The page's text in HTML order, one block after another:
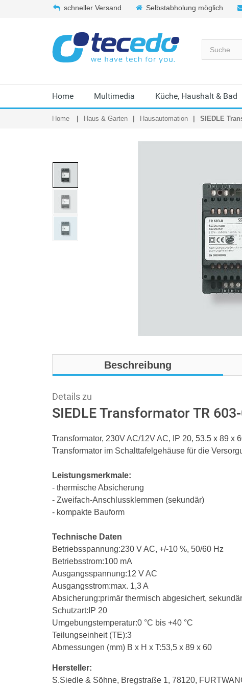
schneller Versand Selbstabholung möglich
Home Multimedia Küche, Haushalt & Bad
Home Haus & Garten Hausautomation SIEDLE
Beschreibung
Details zu
SIEDLE Transformator TR
Transformator, 230V AC/12V AC, IP 20, 53.5 x 89 x
Transformator im Schalttafelgehäuse für die
Leistungsmerkmale:
- thermische Absicherung
- Zweifach-Anschlussklemmen (sekundär)
- kompakte Bauform
Technische Daten
Betriebsspannung:230 V AC, +/-10 %, 50/60 Hz
Betriebsstrom:100 mA
Ausgangsspannung:12 V AC
Ausgangsstrom:max. 1,3 A
Absicherung:primär thermisch abgesichert,
Schutzart:IP 20
Umgebungstemperatur:0 °C bis +40 °C
Teilungseinheit (TE):3
Abmessungen (mm) B x H x T:53,5 x 89 x 60
Hersteller:
S.Siedle & Söhne, Bregstraße 1, 78120,